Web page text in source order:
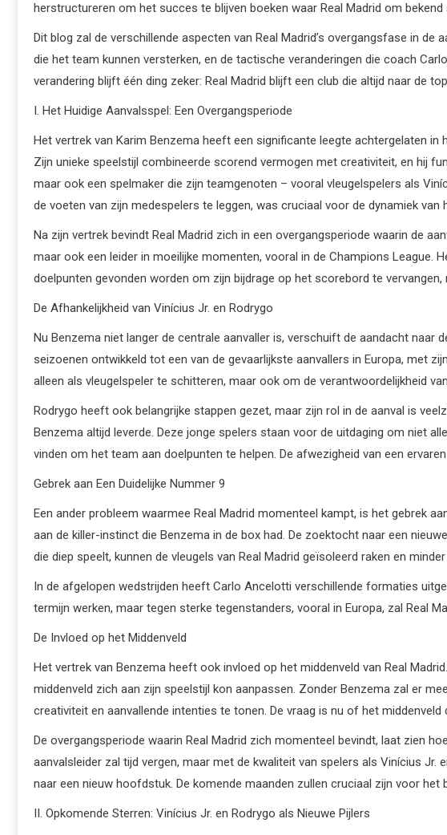
herstructureren om het succes te blijven boeken waar Real Madrid om bekend
Dit blog zal de verschillende aspecten van Real Madrid’s overgangsfase in
die het team kunnen versterken, en de tactische veranderingen die coach
verandering blijft één ding zeker: Real Madrid blijft een club die altijd naar de
I. Het Huidige Aanvalsspel: Een Overgangsperiode
Het vertrek van Karim Benzema heeft een significante leegte achtergelaten in
Zijn unieke speelstijl combineerde scorend vermogen met creativiteit, en hij
maar ook een spelmaker die zijn teamgenoten – vooral vleugelspelers als
de voeten van zijn medespelers te leggen, was cruciaal voor de dynamiek van
Na zijn vertrek bevindt Real Madrid zich in een overgangsperiode waarin de
maar ook een leider in moeilijke momenten, vooral in de Champions League.
doelpunten gevonden worden om zijn bijdrage op het scorebord te
De Afhankelijkheid van Vinícius Jr. en Rodrygo
Nu Benzema niet langer de centrale aanvaller is, verschuift de aandacht
seizoenen ontwikkeld tot een van de gevaarlijkste aanvallers in Europa, met
alleen als vleugelspeler te schitteren, maar ook om de verantwoordelijkheid
Rodrygo heeft ook belangrijke stappen gezet, maar zijn rol in de aanval is
Benzema altijd leverde. Deze jonge spelers staan voor de uitdaging om niet
vinden om het team aan doelpunten te helpen. De afwezigheid van een
Gebrek aan Een Duidelijke Nummer 9
Een ander probleem waarmee Real Madrid momenteel kampt, is het gebrek
aan de killer-instinct die Benzema in de box had. De zoektocht naar een
die diep speelt, kunnen de vleugels van Real Madrid geïsoleerd raken en
In de afgelopen wedstrijden heeft Carlo Ancelotti verschillende formaties
termijn werken, maar tegen sterke tegenstanders, vooral in Europa, zal Real
De Invloed op het Middenveld
Het vertrek van Benzema heeft ook invloed op het middenveld van Real
middenveld zich aan zijn speelstijl kon aanpassen. Zonder Benzema zal er
creativiteit en aanvallende intenties te tonen. De vraag is nu of het
De overgangsperiode waarin Real Madrid zich momenteel bevindt, laat zien
aanvalsleider zal tijd vergen, maar met de kwaliteit van spelers als Vinícius
naar een nieuw hoofdstuk. De komende maanden zullen cruciaal zijn voor het
II. Opkomende Sterren: Vinícius Jr. en Rodrygo als Nieuwe Pijlers